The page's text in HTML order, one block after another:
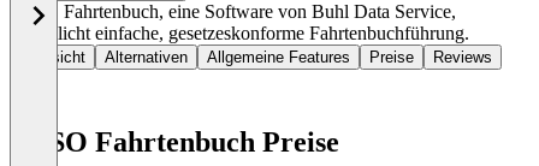
WISO Fahrtenbuch, eine Software von Buhl Data Service,
ermöglicht einfache, gesetzeskonforme Fahrtenbuchführung.
Übersicht Alternativen Allgemeine Features Preise Reviews
WISO Fahrtenbuch Preise